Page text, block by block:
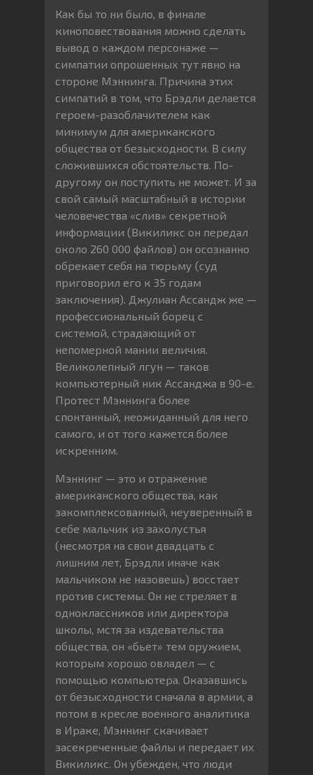
Как бы то ни было, в финале
киноповествования можно сделать
вывод о каждом персонаже —
симпатии опрошенных тут явно на
стороне Мэннинга. Причина этих
симпатий в том, что Брэдли делается
героем-разоблачителем как
минимум для американского
общества от безысходности. В силу
сложившихся обстоятельств. По-
другому он поступить не может. И за
свой самый масштабный в истории
человечества «слив» секретной
информации (Викиликс он передал
около 260 000 файлов) он осознанно
обрекает себя на тюрьму (суд
приговорил его к 35 годам
заключения). Джулиан Ассандж же —
профессиональный борец с
системой, страдающий от
непомерной мании величия.
Великолепный лгун — таков
компьютерный ник Ассанджа в 90-е.
Протест Мэннинга более
спонтанный, неожиданный для него
самого, и от того кажется более
искренним.
Мэннинг — это и отражение
американского общества, как
закомплексованный, неуверенный в
себе мальчик из захолустья
(несмотря на свои двадцать с
лишним лет, Брэдли иначе как
мальчиком не назовешь) восстает
против системы. Он не стреляет в
одноклассников или директора
школы, мстя за издевательства
общества, он «бьет» тем оружием,
которым хорошо овладел — с
помощью компьютера. Оказавшись
от безысходности сначала в армии, а
потом в кресле военного аналитика
в Ираке, Мэннинг скачивает
засекреченные файлы и передает их
Викиликс. Он убежден, что люди